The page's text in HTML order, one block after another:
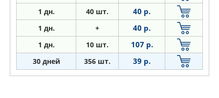
1 дн. 40 шт. 40 р.
1 дн. + 40 р.
1 дн. 10 шт. 107 р.
30 дней 356 шт. 39 р.